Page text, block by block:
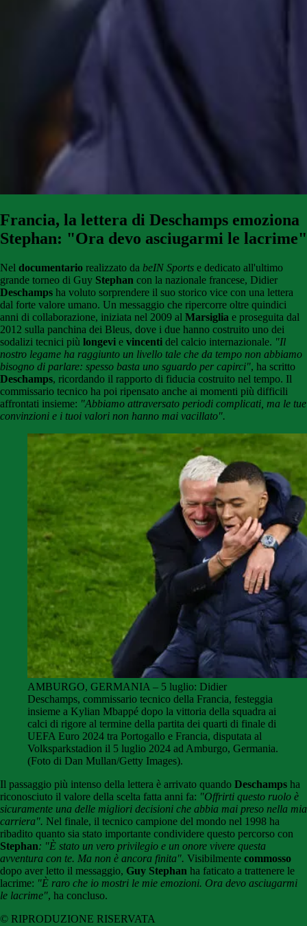
Francia, la lettera di Deschamps emoziona
Stephan: "Ora devo asciugarmi le lacrime"
Nel documentario realizzato da beIN Sports e dedicato all'ultimo
grande torneo di Guy Stephan con la nazionale francese, Didier
Deschamps ha voluto sorprendere il suo storico vice con una lettera
dal forte valore umano. Un messaggio che ripercorre oltre quindici
anni di collaborazione, iniziata nel 2009 al Marsiglia e proseguita dal
2012 sulla panchina dei Bleus, dove i due hanno costruito uno dei
sodalizi tecnici più longevi e vincenti del calcio internazionale. "Il
nostro legame ha raggiunto un livello tale che da tempo non abbiamo
bisogno di parlare: spesso basta uno sguardo per capirci", ha scritto
Deschamps, ricordando il rapporto di fiducia costruito nel tempo. Il
commissario tecnico ha poi ripensato anche ai momenti più difficili
affrontati insieme: "Abbiamo attraversato periodi complicati, ma le tue
convinzioni e i tuoi valori non hanno mai vacillato".
AMBURGO, GERMANIA – 5 luglio: Didier
Deschamps, commissario tecnico della Francia, festeggia
insieme a Kylian Mbappé dopo la vittoria della squadra ai
calci di rigore al termine della partita dei quarti di finale di
UEFA Euro 2024 tra Portogallo e Francia, disputata al
Volksparkstadion il 5 luglio 2024 ad Amburgo, Germania.
(Foto di Dan Mullan/Getty Images).
Il passaggio più intenso della lettera è arrivato quando Deschamps ha
riconosciuto il valore della scelta fatta anni fa: "Offrirti questo ruolo è
sicuramente una delle migliori decisioni che abbia mai preso nella mia
carriera". Nel finale, il tecnico campione del mondo nel 1998 ha
ribadito quanto sia stato importante condividere questo percorso con
Stephan: "È stato un vero privilegio e un onore vivere questa
avventura con te. Ma non è ancora finita". Visibilmente commosso
dopo aver letto il messaggio, Guy Stephan ha faticato a trattenere le
lacrime: "È raro che io mostri le mie emozioni. Ora devo asciugarmi
le lacrime", ha concluso.
© RIPRODUZIONE RISERVATA